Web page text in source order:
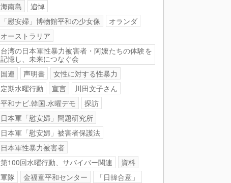
海南島
追悼
「慰安婦」博物館平和の少女像
オランダ
オーストラリア
台湾の日本軍性暴力被害者・阿嬤たちの体験を
記憶し、未来につなぐ会
国連
声明書
女性に対する性暴力
定期水曜行動
宣言
川田文子さん
平和ナビ.韓国.水曜デモ
探訪
日本軍「慰安婦」問題研究所
日本軍「慰安婦」被害者保護法
日本軍性暴力被害者
第100回水曜行動、サバイバー関連
資料
軍隊
金福童平和センター 「日韓合意」